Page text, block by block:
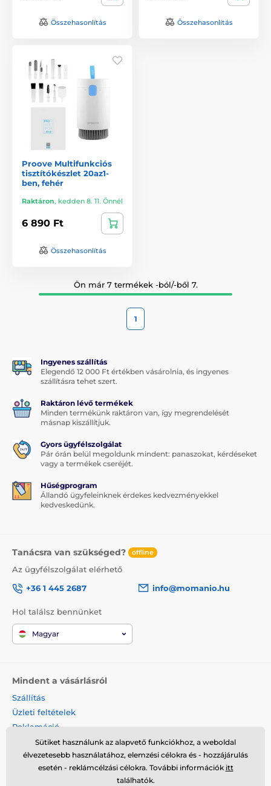
Összehasonlítás Összehasonlítás
Proove Multifunkciós
tisztítókészlet 20az1-
ben, fehér
Raktáron, kedden 8. 11. Önnél
6 890 Ft
Összehasonlítás
Ön már 7 termékek -ból/-ből 7.
1
Ingyenes szállítás
Elegendő 12 000 Ft értékben vásárolnia, és ingyenes
szállításra tehet szert.
Raktáron lévő termékek
Minden termékünk raktáron van, így megrendelését
másnap kiszállítjuk.
Gyors ügyfélszolgálat
Pár órán belül megoldunk mindent: panaszokat, kérdéseket
vagy a termékek cseréjét.
Hűségprogram
Állandó ügyfeleinknek érdekes kedvezményekkel
kedveskedünk.
Tanácsra van szükséged? offline
Az ügyfélszolgálat elérhető
+36 1 445 2687
info@momanio.hu
Hol találsz bennünket
Magyar
Mindent a vásárlásról
Szállítás
Üzleti feltételek
Reklamáció
Termék visszaküldése
Termék cseréje
Cookies
Sütiket használunk az alapvető funkciókhoz, a weboldal
élvezetesebb használatához, elemzési célokra és - hozzájárulás
esetén - reklámcélzási célokra. További információk itt
találhatók.